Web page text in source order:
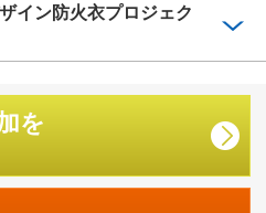
イン防火衣プロジェク
を